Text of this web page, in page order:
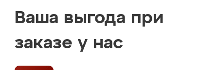
Ваша выгода при
заказе у нас